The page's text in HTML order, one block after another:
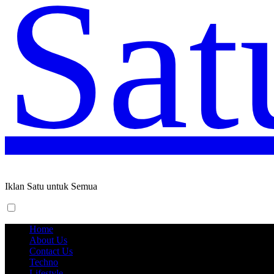
Iklan Satu untuk Semua
Home
About Us
Contact Us
Techno